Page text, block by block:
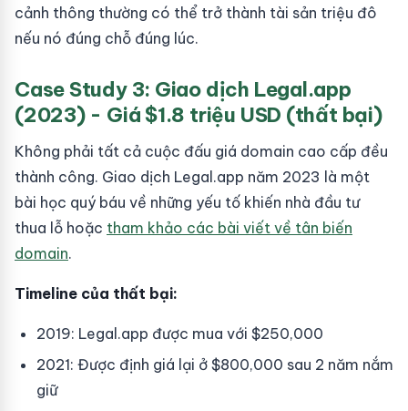
cảnh thông thường có thể trở thành tài sản triệu đô
nếu nó đúng chỗ đúng lúc.
Case Study 3: Giao dịch Legal.app
(2023) - Giá $1.8 triệu USD (thất bại)
Không phải tất cả cuộc đấu giá domain cao cấp đều
thành công. Giao dịch Legal.app năm 2023 là một
bài học quý báu về những yếu tố khiến nhà đầu tư
thua lỗ hoặc tham khảo các bài viết về tân biến
domain.
Timeline của thất bại:
2019: Legal.app được mua với $250,000
2021: Được định giá lại ở $800,000 sau 2 năm nắm
giữ